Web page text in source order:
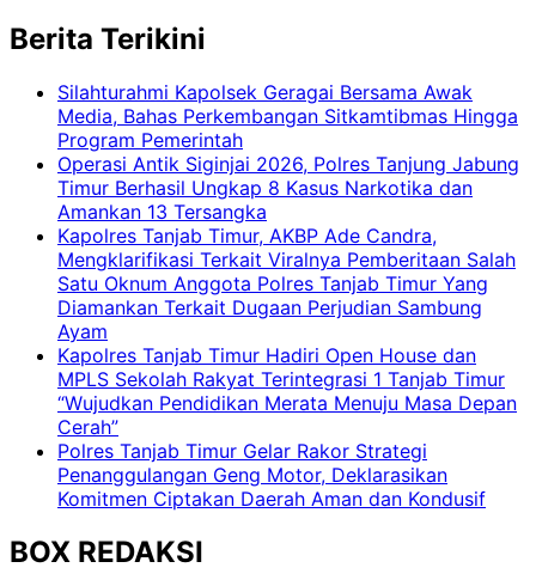
Berita Terikini
Silahturahmi Kapolsek Geragai Bersama Awak
Media, Bahas Perkembangan Sitkamtibmas Hingga
Program Pemerintah
Operasi Antik Siginjai 2026, Polres Tanjung Jabung
Timur Berhasil Ungkap 8 Kasus Narkotika dan
Amankan 13 Tersangka
Kapolres Tanjab Timur, AKBP Ade Candra,
Mengklarifikasi Terkait Viralnya Pemberitaan Salah
Satu Oknum Anggota Polres Tanjab Timur Yang
Diamankan Terkait Dugaan Perjudian Sambung
Ayam
Kapolres Tanjab Timur Hadiri Open House dan
MPLS Sekolah Rakyat Terintegrasi 1 Tanjab Timur
“Wujudkan Pendidikan Merata Menuju Masa Depan
Cerah”
Polres Tanjab Timur Gelar Rakor Strategi
Penanggulangan Geng Motor, Deklarasikan
Komitmen Ciptakan Daerah Aman dan Kondusif
BOX REDAKSI